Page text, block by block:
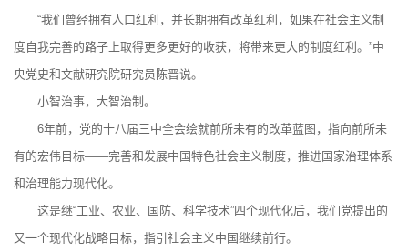
“我们曾经拥有人口红利，并长期拥有改革红利，如果在社会主义制
度自我完善的路子上取得更多更好的收获，将带来更大的制度红利。”中
央党史和文献研究院研究员陈晋说。
小智治事，大智治制。
6年前，党的十八届三中全会绘就前所未有的改革蓝图，指向前所未
有的宏伟目标——完善和发展中国特色社会主义制度，推进国家治理体系
和治理能力现代化。
这是继“工业、农业、国防、科学技术”四个现代化后，我们党提出的
又一个现代化战略目标，指引社会主义中国继续前行。